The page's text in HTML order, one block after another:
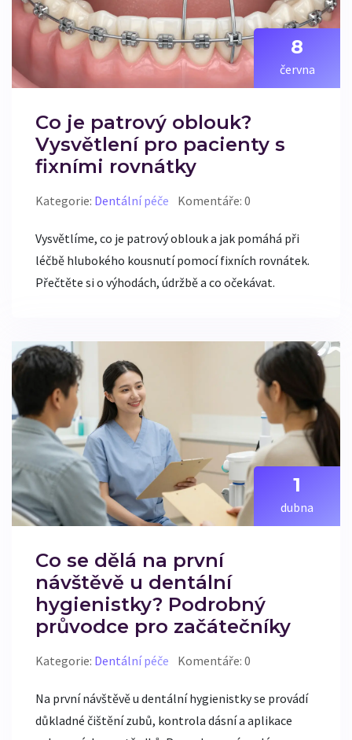
8
června
Co je patrový oblouk?
Vysvětlení pro pacienty s
fixními rovnátky
Kategorie: Dentální péče Komentáře: 0
Vysvětlíme, co je patrový oblouk a jak pomáhá při
léčbě hlubokého kousnutí pomocí fixních rovnátek.
Přečtěte si o výhodách, údržbě a co očekávat.
1
dubna
Co se dělá na první
návštěvě u dentální
hygienistky? Podrobný
průvodce pro začátečníky
Kategorie: Dentální péče Komentáře: 0
Na první návštěvě u dentální hygienistky se provádí
důkladné čištění zubů, kontrola dásní a aplikace